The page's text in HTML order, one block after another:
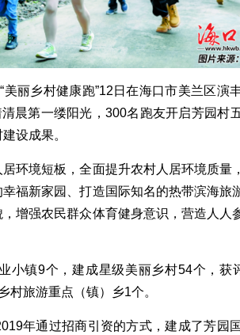
乡村健康跑”12日在海口市美兰区演丰
晨第一缕阳光，300名跑友开启芳园村
设成果。
境短板，全面提升农村人居环境质量
福新家园、打造国际知名的热带滨海旅
增强农民群众体育健身意识，营造人人
镇9个，建成星级美丽乡村54个，获
村旅游重点（镇）乡1个。
年通过招商引资的方式，建成了芳园